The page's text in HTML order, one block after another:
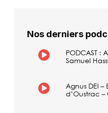
Nos derniers
PODCAST :
Samuel
Agnus DEI
d’Oustrac